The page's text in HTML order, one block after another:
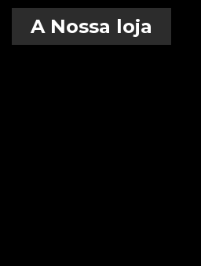
A Nossa loja